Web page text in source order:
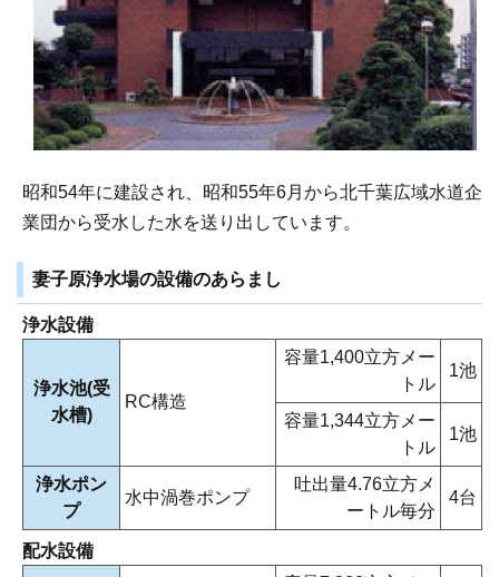
昭和54年に建設され、昭和55年6月から北千葉広域水道企
業団から受水した水を送り出しています。
妻子原浄水場の設備のあらまし
浄水設備
浄水池(受
水槽)
RC構造
容量1,400立方メー
トル
1池
容量1,344立方メー
トル
1池
浄水ポン
プ
水中渦巻ポンプ
吐出量4.76立方メ
ートル毎分
4台
配水設備